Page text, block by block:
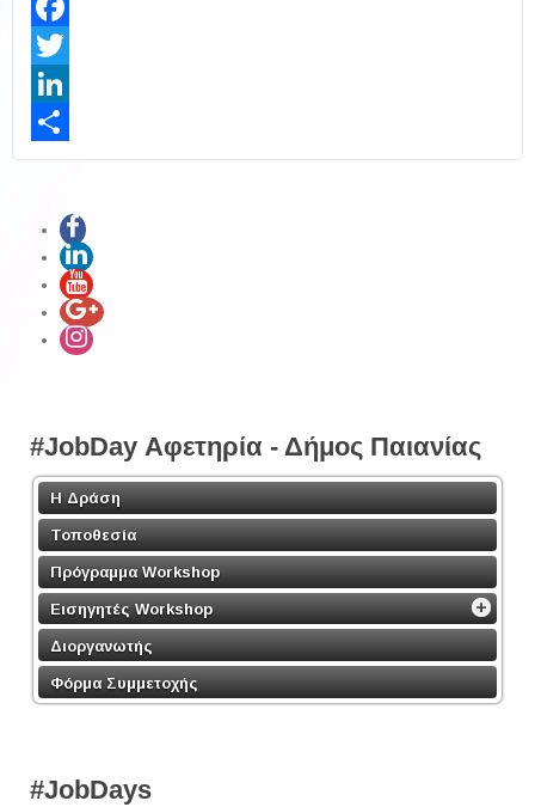
Facebook
Twitter
LinkedIn
Share
#JobDay Αφετηρία - Δήμος Παιανίας
Η Δράση
Τοποθεσία
Πρόγραμμα Workshop
Εισηγητές Workshop
Διοργανωτής
Φόρμα Συμμετοχής
#JobDays